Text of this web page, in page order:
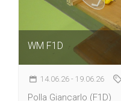
WM F1D
14.06.26 - 19.06.26
Polla Giancarlo (F1D)